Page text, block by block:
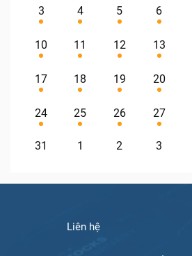
3 4 5 6
10 11 12 13
17 18 19 20
24 25 26 27
31 1 2 3
Liên hệ